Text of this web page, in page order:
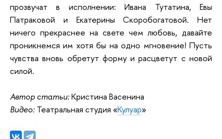
прозвучат в исполнении: Ивана Тутатина, Евы
Патраковой и Екатерины Скоробогатовой. Нет
ничего прекраснее на свете чем любовь, давайте
проникнемся им хотя бы на одно мгновение! Пусть
чувства вновь обретут форму и расцветут с новой
силой.
Автор статьи:Кристина Васенина
Видео: Театральная студия «Кулуар»